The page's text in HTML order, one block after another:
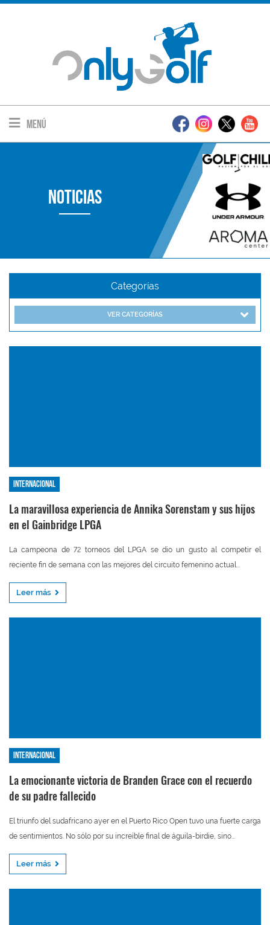
Menú
Noticias
Categorías
VER CATEGORÍAS
Internacional
La maravillosa experiencia de Annika Sorenstam y sus hijos
en el Gainbridge LPGA
La campeona de 72 torneos del LPGA se dio un gusto al competir el
reciente fin de semana con las mejores del circuito femenino actual...
Leer más
Internacional
La emocionante victoria de Branden Grace con el recuerdo
de su padre fallecido
El triunfo del sudafricano ayer en el Puerto Rico Open tuvo una fuerte carga
de sentimientos. No sólo por su increíble final de águila-birdie, sino...
Leer más